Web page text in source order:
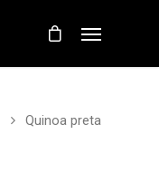
Quinoa preta